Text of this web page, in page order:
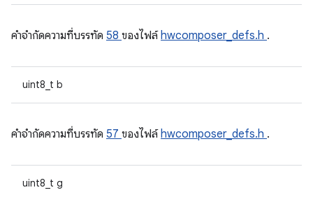
คําจํากัดความที่บรรทัด 58 ของไฟล์hwcomposer_defs.h .
uint8_t b
คําจํากัดความที่บรรทัด 57 ของไฟล์hwcomposer_defs.h .
uint8_t g